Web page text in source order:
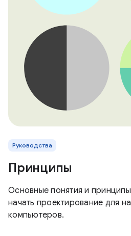
Руководства
Принципы
Основные понятия и
начать проектирование для
компьютеров.